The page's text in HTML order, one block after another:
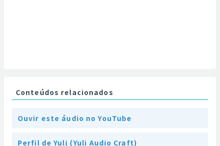
Conteúdos relacionados
Ouvir este áudio no YouTube
Perfil de Yuli (Yuli Audio Craft)